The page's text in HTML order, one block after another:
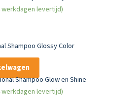
levertijd)
Shampoo Glossy Color
levertijd)